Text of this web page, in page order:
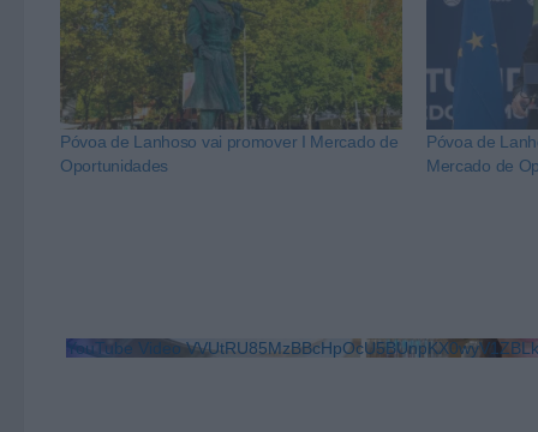
Póvoa de Lanhoso vai promover I Mercado de
Oportunidades
Póvoa de
Mercado de
YouTube Video